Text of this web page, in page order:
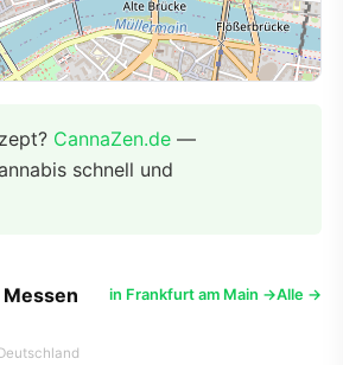
CannaZen.de —
schnell und
in Frankfurt am Main →Alle →